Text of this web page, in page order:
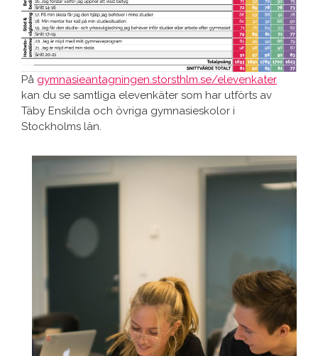
På gymnasieantagningen.storsthlm.se/elevenkater
kan du se samtliga elevenkäter som har utförts av
Täby Enskilda och övriga gymnasieskolor i
Stockholms län.